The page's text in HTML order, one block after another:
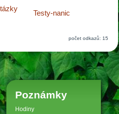
Testy-nanic
počet odkazů: 15
Poznámky
Hodiny